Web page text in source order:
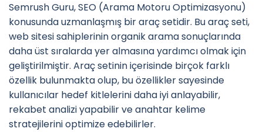
Semrush Guru, SEO (Arama Motoru Optimizasyonu)
konusunda uzmanlaşmış bir araç setidir. Bu araç seti,
web sitesi sahiplerinin organik arama sonuçlarında
daha üst sıralarda yer almasına yardımcı olmak için
geliştirilmiştir. Araç setinin içerisinde birçok farklı
özellik bulunmakta olup, bu özellikler sayesinde
kullanıcılar hedef kitlelerini daha iyi anlayabilir,
rekabet analizi yapabilir ve anahtar kelime
stratejilerini optimize edebilirler.